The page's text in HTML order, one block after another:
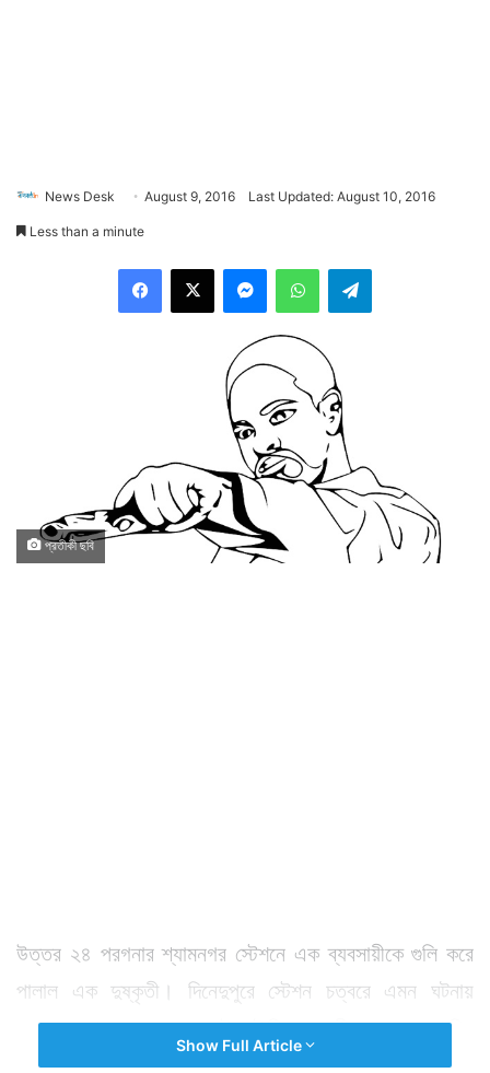
News Desk August 9, 2016 Last Updated: August 10, 2016
Less than a minute
প্রতীকী ছবি
উত্তর ২৪ পরগনার শ্যামনগর স্টেশনে এক ব্যবসায়ীকে গুলি করে
পালাল এক দুষ্কৃতী। দিনেদুপুরে স্টেশন চত্বরে এমন ঘটনায়
এলাকায় আতঙ্ক ছড়ায়। ওই লটারি ব্যবসায়ীকে দ্রুত স্থানিয়
হাসপাতালে নিয়ে যাওয়া হয়। পরে অবস্থার অবনতি হলে তাঁকে
Show Full Article